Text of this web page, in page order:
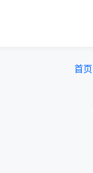
首页